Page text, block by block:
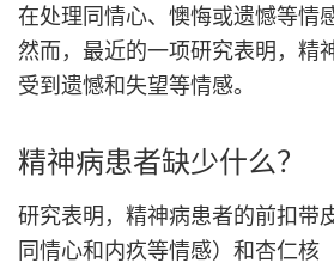
在处理同情心、懊悔或遗憾等情
然而，最近的一项研究表明，精
受到遗憾和失望等情感。
精神病患者缺少什么？
研究表明，精神病患者的前扣带
同情心和内疚等情感）和杏仁核